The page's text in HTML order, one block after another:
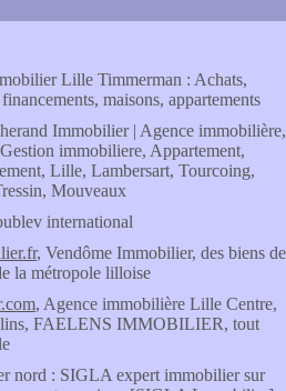
Lille Timmerman : Achats,
maisons, appartements
Immobilier | Agence immobilière,
immobiliere, Appartement,
Lille, Lambersart, Tourcoing,
Mouveaux
international
, Vendôme Immobilier, des biens de
la métropole lilloise
, Agence immobilière Lille Centre,
FAELENS IMMOBILIER, tout
nord : SIGLA expert immobilier sur